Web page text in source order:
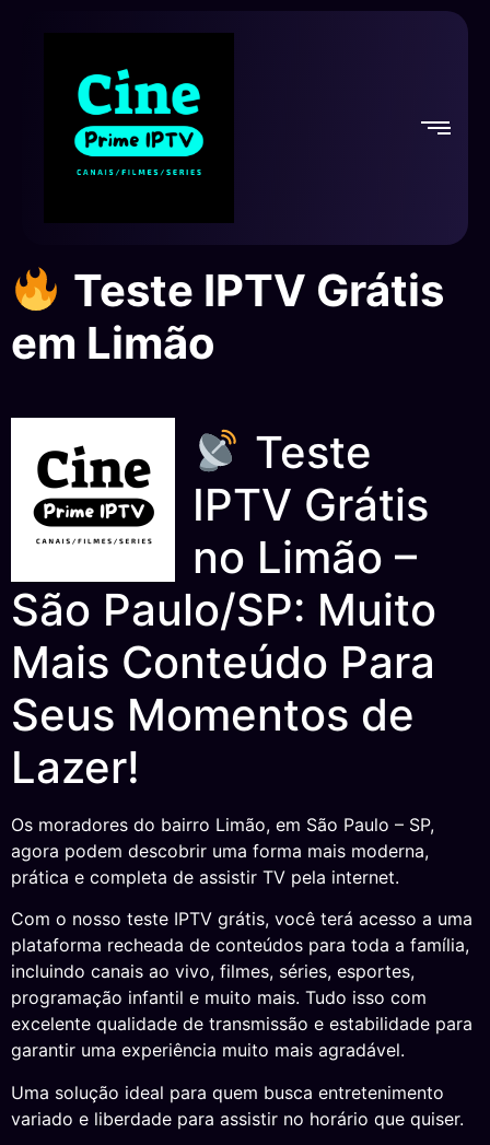
Teste IPTV Grátis
em Limão
Teste
IPTV Grátis
no Limão –
São Paulo/SP: Muito
Mais Conteúdo Para
Seus Momentos de
Lazer!
Os moradores do bairro Limão, em São Paulo – SP,
agora podem descobrir uma forma mais moderna,
prática e completa de assistir TV pela internet.
Com o nosso teste IPTV grátis, você terá acesso a uma
plataforma recheada de conteúdos para toda a família,
incluindo canais ao vivo, filmes, séries, esportes,
programação infantil e muito mais. Tudo isso com
excelente qualidade de transmissão e estabilidade para
garantir uma experiência muito mais agradável.
Uma solução ideal para quem busca entretenimento
variado e liberdade para assistir no horário que quiser.